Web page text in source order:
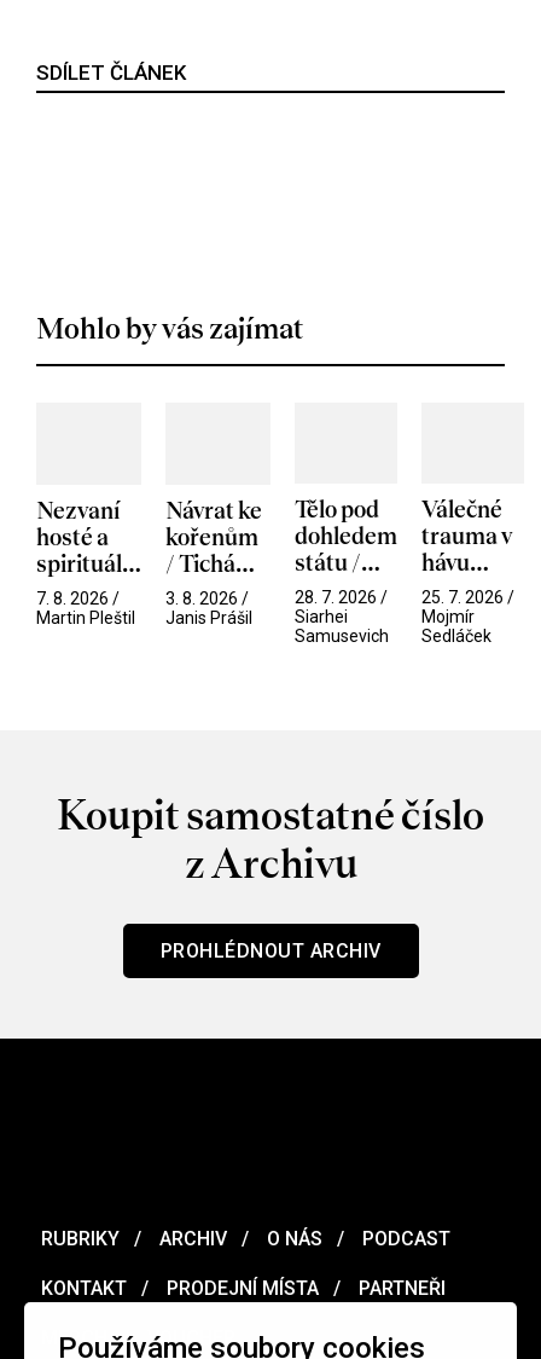
Používáme soubory cookies
SDÍLET ČLÁNEK
Mohlo by vás zajímat
Nezvaní
hosté a
spirituální
narušitelé
z vesmíru
7. 8. 2026 /
Martin Pleštil
Návrat ke
kořenům
/ Tichá
přítelkyně
3. 8. 2026 /
Janis Prášil
Tělo pod
dohledem
státu /
Pramen
28. 7. 2026 /
Siarhei
Samusevich
Válečné
trauma v
hávu
spektáklu
/ Odyssea
25. 7. 2026 /
Mojmír
Sedláček
Koupit samostatné číslo
z Archivu
PROHLÉDNOUT ARCHIV
RUBRIKY ARCHIV O NÁS PODCAST
KONTAKT PRODEJNÍ MÍSTA PARTNEŘI
MERCH VOUCHER